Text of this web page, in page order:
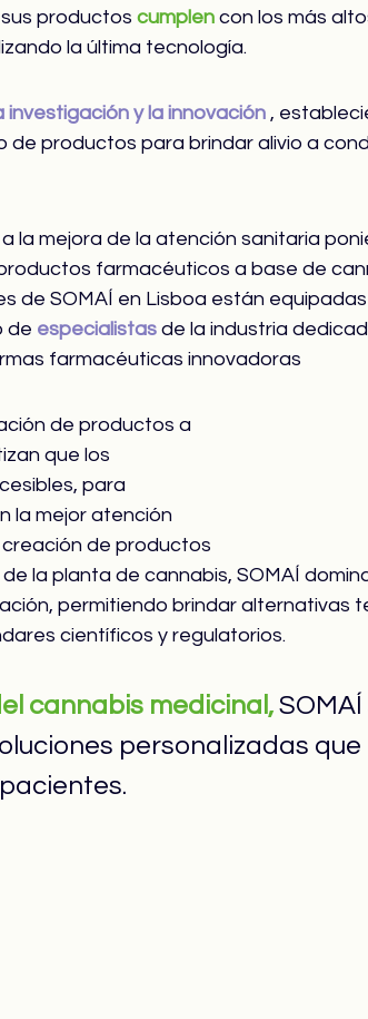
productos cumplen con los más
la última tecnología.
investigación y la innovación ,
productos para brindar alivio a
la mejora de la atención sanitaria
farmacéuticos a base de
de SOMAÍ en Lisboa están
de especialistas de la industria
farmacéuticas innovadoras
de productos a
que los
para
la mejor atención
creación de productos
la planta de cannabis, SOMAÍ
permitiendo brindar alternativas
científicos y regulatorios.
cannabis medicinal, SOMAÍ
personalizadas que